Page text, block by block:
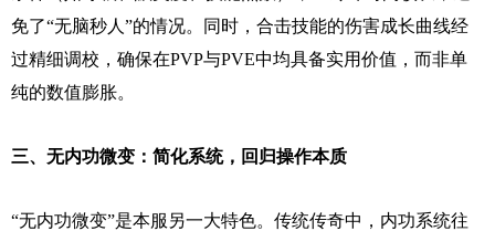
免了“无脑秒人”的情况。同时，合击技能的伤害成长曲线经
过精细调校，确保在PVP与PVE中均具备实用价值，而非单
纯的数值膨胀。
三、无内功微变：简化系统，回归操作本质
“无内功微变”是本服另一大特色。传统传奇中，内功系统往